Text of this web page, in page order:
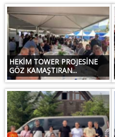
HEKİM TOWER PROJESİNE
GÖZ KAMAŞTIRAN...